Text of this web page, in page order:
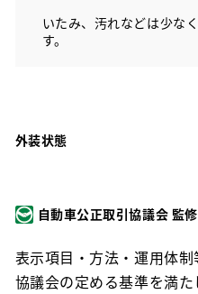
いたみ、汚れなどは少な
す。
外装状態
自動車公正取引協議会 監修
表示項目・方法・運用体
協議会の定める基準を満